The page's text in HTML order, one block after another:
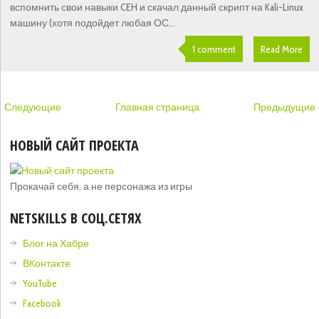
вспомнить свои навыки CEH и скачал данный скрипт на Kali-Linux
машину (хотя подойдет любая ОС...
1 comment Read More
Следующие Предыдущие
Главная страница
НОВЫЙ САЙТ ПРОЕКТА
Прокачай себя, а не персонажа из игры
NETSKILLS В СОЦ.СЕТЯХ
Блог на Хабре
ВКонтакте
YouTube
Facebook